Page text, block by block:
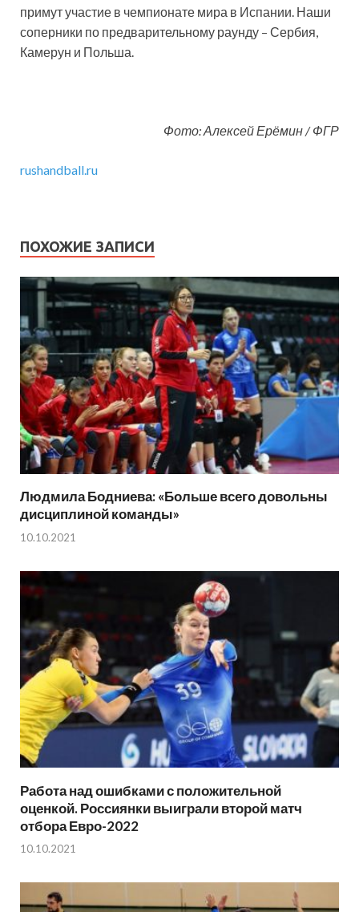
примут участие в чемпионате мира в Испании. Наши
соперники по предварительному раунду – Сербия,
Камерун и Польша.
Фото: Алексей Ерёмин / ФГР
rushandball.ru
ПОХОЖИЕ ЗАПИСИ
Людмила Бодниева: «Больше всего довольны
дисциплиной команды»
10.10.2021
Работа над ошибками с положительной
оценкой. Россиянки выиграли второй матч
отбора Евро-2022
10.10.2021